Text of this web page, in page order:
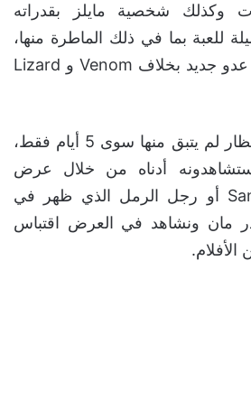
وكذلك شخصية مايلز بقدراته
للعبة بما في ذلك الماطرة منها،
ولكن الأهم هو ظهور عدو جديد بخلاف Venom و Lizard
خمسة أعوام من الانتظار لم يتبق منها سوى 5 أيام فقط،
ستشاهدونه أدناه من خلال عرض
الإطلاق هو Sand Man أو رجل الرمل الذي ظهر في
مان ونشاهد في العرض اقتباس